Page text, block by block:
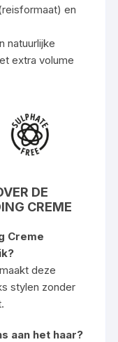
en
natuurlijke
extra volume
DE
CREME
Creme
deze
stylen zonder
aan het haar?